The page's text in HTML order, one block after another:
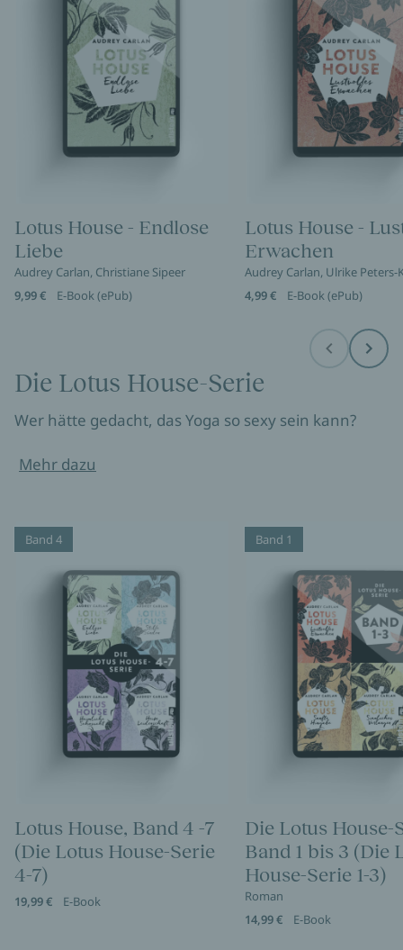
Lotus House - Endlose
Liebe
Audrey Carlan, Christiane Sipeer
9,99 €
E-Book (ePub)
Lotus House -
Erwachen
Audrey Carlan, Ulrike Peters-
4,99 €
E-Book (ePub)
Before Next
Die Lotus House-Serie
Wer hätte gedacht, das Yoga so sexy sein kann?
Mehr dazu
Band 4
Lotus House, Band 4 -7
(Die Lotus House-Serie
4-7)
19,99 € E-Book
Band 1
Die Lotus House-
Band 1 bis 3 (Die
House-Serie 1-3)
Roman
14,99 €
E-Book